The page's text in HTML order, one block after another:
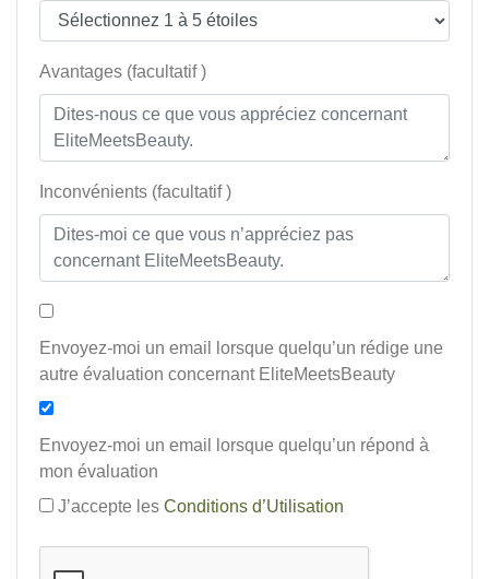
Avantages (facultatif )
Inconvénients (facultatif )
Envoyez-moi un email lorsque quelqu’un rédige une
autre évaluation concernant EliteMeetsBeauty
Envoyez-moi un email lorsque quelqu’un répond à
mon évaluation
J’accepte les Conditions d’Utilisation